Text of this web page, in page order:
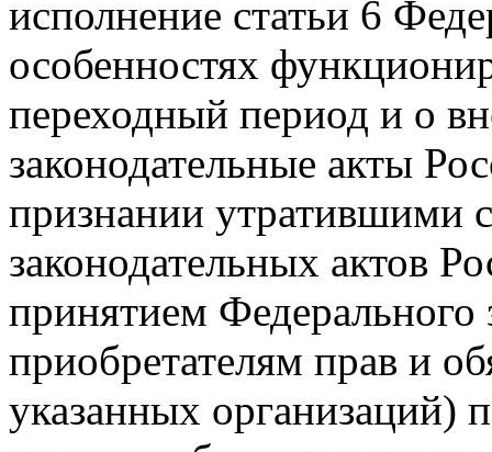
исполнение статьи 6
особенностях
переходный период и о
законодательные акты
признании утратившими
законодательных актов
принятием Федерального
приобретателям прав и
указанных организаций)